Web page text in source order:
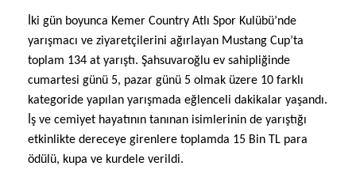
İki gün boyunca Kemer Country Atlı Spor Kulübü’nde
yarışmacı ve ziyaretçilerini ağırlayan Mustang Cup’ta
toplam 134 at yarıştı. Şahsuvaroğlu ev sahipliğinde
cumartesi günü 5, pazar günü 5 olmak üzere 10 farklı
kategoride yapılan yarışmada eğlenceli dakikalar yaşandı.
İş ve cemiyet hayatının tanınan isimlerinin de yarıştığı
etkinlikte dereceye girenlere toplamda 15 Bin TL para
ödülü, kupa ve kurdele verildi.